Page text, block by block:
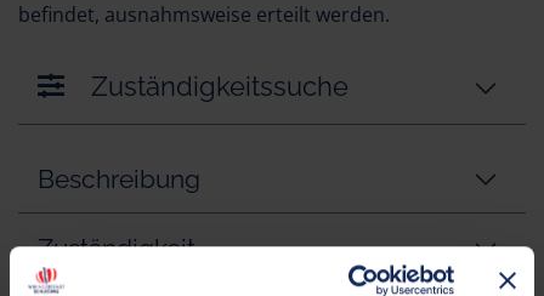
befindet, ausnahmsweise erteilt werden.
Zuständigkeitssuche
Beschreibung
Zuständigkeit